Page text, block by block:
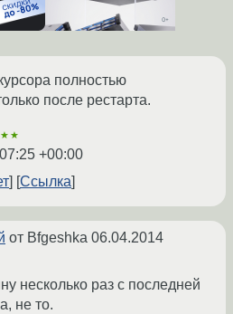
полностью
после рестарта.
+00:00
Ссылка
от Bfgeshka 06.04.2014
несколько раз с последней
не то.